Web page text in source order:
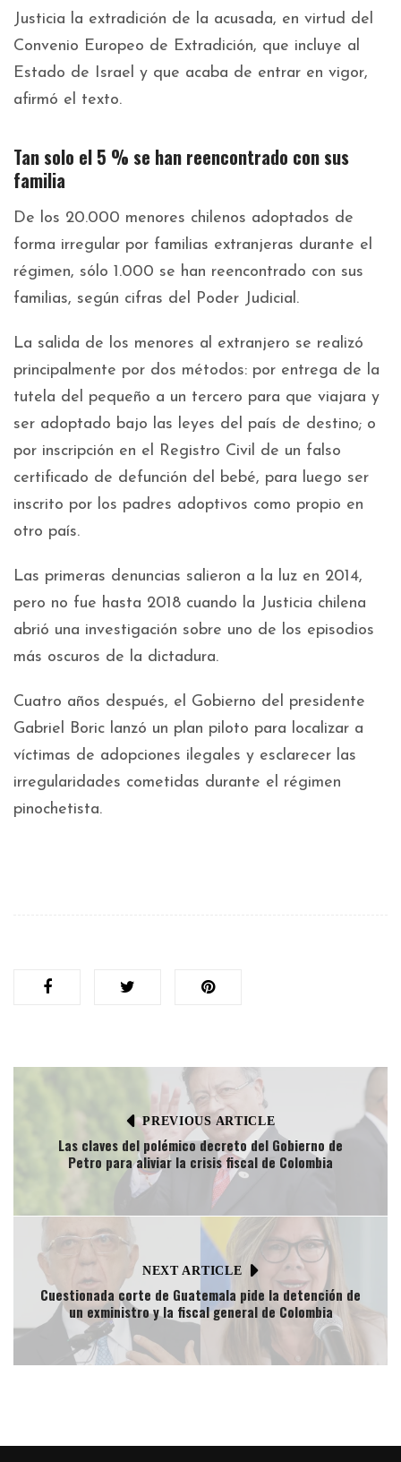
Justicia la extradición de la acusada, en virtud del
Convenio Europeo de Extradición, que incluye al
Estado de Israel y que acaba de entrar en vigor,
afirmó el texto.
Tan solo el 5 % se han reencontrado con sus
familia
De los 20.000 menores chilenos adoptados de
forma irregular por familias extranjeras durante el
régimen, sólo 1.000 se han reencontrado con sus
familias, según cifras del Poder Judicial.
La salida de los menores al extranjero se realizó
principalmente por dos métodos: por entrega de la
tutela del pequeño a un tercero para que viajara y
ser adoptado bajo las leyes del país de destino; o
por inscripción en el Registro Civil de un falso
certificado de defunción del bebé, para luego ser
inscrito por los padres adoptivos como propio en
otro país.
Las primeras denuncias salieron a la luz en 2014,
pero no fue hasta 2018 cuando la Justicia chilena
abrió una investigación sobre uno de los episodios
más oscuros de la dictadura.
Cuatro años después, el Gobierno del presidente
Gabriel Boric lanzó un plan piloto para localizar a
víctimas de adopciones ilegales y esclarecer las
irregularidades cometidas durante el régimen
pinochetista.
PREVIOUS ARTICLE
Las claves del polémico decreto del Gobierno de
Petro para aliviar la crisis fiscal de Colombia​
NEXT ARTICLE
Cuestionada corte de Guatemala pide la detención de
un exministro y la fiscal general de Colombia​